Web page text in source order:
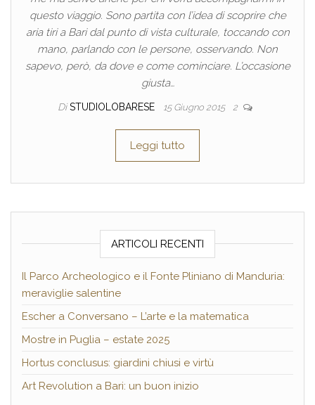
questo viaggio. Sono partita con l’idea di scoprire che
aria tiri a Bari dal punto di vista culturale, toccando con
mano, parlando con le persone, osservando. Non
sapevo, però, da dove e come cominciare. L’occasione
giusta…
Di STUDIOLOBARESE 15 Giugno 2015 2
Leggi tutto
ARTICOLI RECENTI
Il Parco Archeologico e il Fonte Pliniano di Manduria:
meraviglie salentine
Escher a Conversano – L’arte e la matematica
Mostre in Puglia – estate 2025
Hortus conclusus: giardini chiusi e virtù
Art Revolution a Bari: un buon inizio